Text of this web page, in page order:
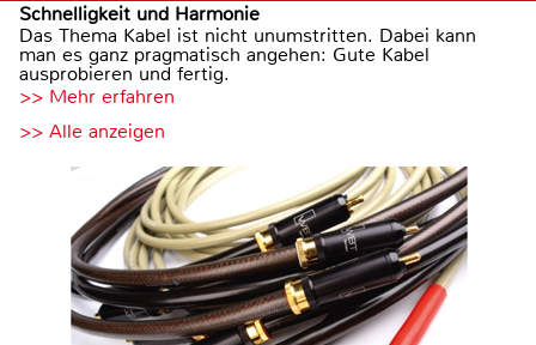
Schnelligkeit und Harmonie
Das Thema Kabel ist nicht unumstritten. Dabei kann
man es ganz pragmatisch angehen: Gute Kabel
ausprobieren und fertig.
>> Mehr erfahren
>> Alle anzeigen